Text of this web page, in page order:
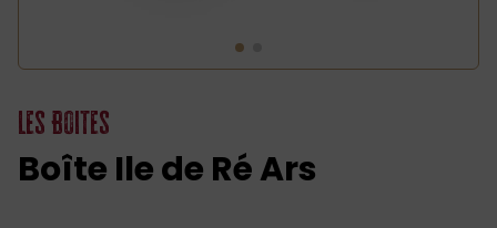
Les Boites
Boîte Ile de Ré Ars